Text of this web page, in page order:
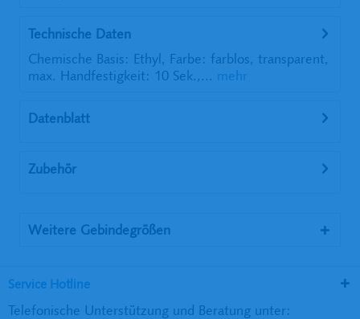
Technische Daten
Chemische Basis: Ethyl, Farbe: farblos, transparent,
max. Handfestigkeit: 10 Sek.,... mehr
Datenblatt
Zubehör
Weitere Gebindegrößen
Service Hotline
Telefonische Unterstützung und Beratung unter: